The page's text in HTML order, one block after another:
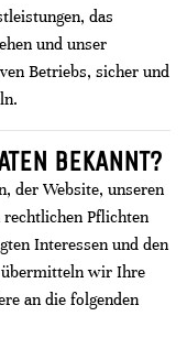
das
und unser
Betriebs, sicher und
BEKANNT?
der Website, unseren
Pflichten
Interessen und den
wir Ihre
an die folgenden